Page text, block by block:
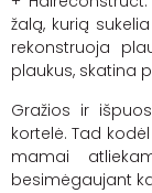
žalą, kurią
rekonstruoja
plaukus, skatina
Gražios ir
kortelė. Tad
mamai
besimėgaujant